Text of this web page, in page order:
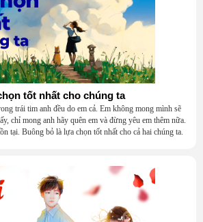
tốt nhất cho chúng ta
trái tim anh đều do em cả. Em không mong mình sẽ
chỉ mong anh hãy quên em và đừng yêu em thêm nữa.
tại. Buông bỏ là lựa chọn tốt nhất cho cả hai chúng ta.